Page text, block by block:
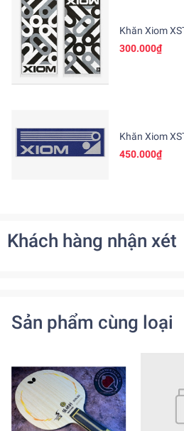
Khăn Xiom
300.000₫
Khăn Xiom
450.000₫
Khách hàng nhận xét
Sản phẩm cùng loại